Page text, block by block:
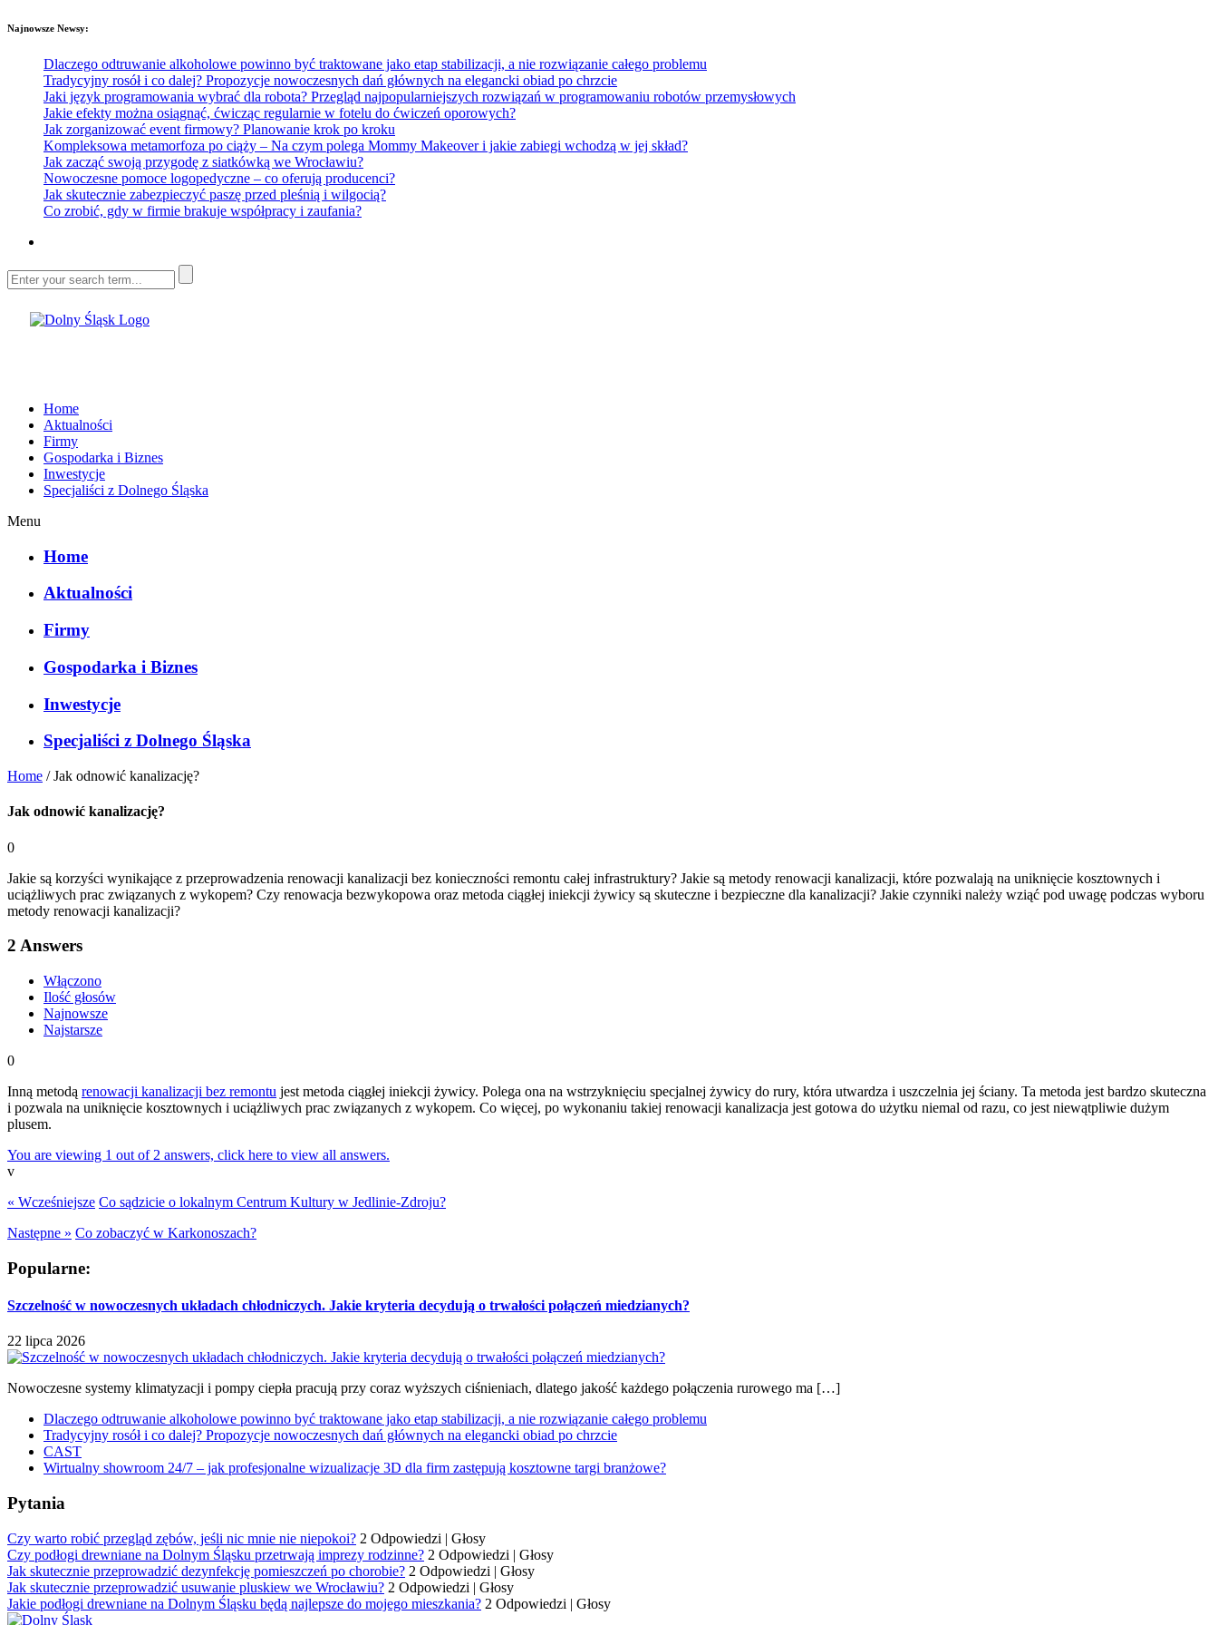
Najnowsze Newsy:
Dlaczego odtruwanie alkoholowe powinno być traktowane jako etap stabilizacji, a nie rozwiązanie całego problemu
Tradycyjny rosół i co dalej? Propozycje nowoczesnych dań głównych na elegancki obiad po chrzcie
Jaki język programowania wybrać dla robota? Przegląd najpopularniejszych rozwiązań w programowaniu robotów przemysłowych
Jakie efekty można osiągnąć, ćwicząc regularnie w fotelu do ćwiczeń oporowych?
Jak zorganizować event firmowy? Planowanie krok po kroku
Kompleksowa metamorfoza po ciąży – Na czym polega Mommy Makeover i jakie zabiegi wchodzą w jej skład?
Jak zacząć swoją przygodę z siatkówką we Wrocławiu?
Nowoczesne pomoce logopedyczne – co oferują producenci?
Jak skutecznie zabezpieczyć paszę przed pleśnią i wilgocią?
Co zrobić, gdy w firmie brakuje współpracy i zaufania?
Home
Aktualności
Firmy
Gospodarka i Biznes
Inwestycje
Specjaliści z Dolnego Śląska
Menu
Home
Aktualności
Firmy
Gospodarka i Biznes
Inwestycje
Specjaliści z Dolnego Śląska
Home /Jak odnowić kanalizację?
Jak odnowić kanalizację?
0
Jakie są korzyści wynikające z przeprowadzenia renowacji kanalizacji bez konieczności remontu całej infrastruktury? Jakie są metody renowacji kanalizacji, które pozwalają na uniknięcie kosztownych i
uciążliwych prac związanych z wykopem? Czy renowacja bezwykopowa oraz metoda ciągłej iniekcji żywicy są skuteczne i bezpieczne dla kanalizacji? Jakie czynniki należy wziąć pod uwagę podczas wyboru
metody renowacji kanalizacji?
2 Answers
Włączono
Ilość głosów
Najnowsze
Najstarsze
0
Inną metodą renowacji kanalizacji bez remontu jest metoda ciągłej iniekcji żywicy. Polega ona na wstrzyknięciu specjalnej żywicy do rury, która utwardza i uszczelnia jej ściany. Ta metoda jest bardzo skuteczna
i pozwala na uniknięcie kosztownych i uciążliwych prac związanych z wykopem. Co więcej, po wykonaniu takiej renowacji kanalizacja jest gotowa do użytku niemal od razu, co jest niewątpliwie dużym
plusem.
You are viewing 1 out of 2 answers, click here to view all answers.
v
« Wcześniejsze Co sądzicie o lokalnym Centrum Kultury w Jedlinie-Zdroju?
Następne » Co zobaczyć w Karkonoszach?
Popularne:
Szczelność w nowoczesnych układach chłodniczych. Jakie kryteria decydują o trwałości połączeń miedzianych?
22 lipca 2026
Nowoczesne systemy klimatyzacji i pompy ciepła pracują przy coraz wyższych ciśnieniach, dlatego jakość każdego połączenia rurowego ma […]
Dlaczego odtruwanie alkoholowe powinno być traktowane jako etap stabilizacji, a nie rozwiązanie całego problemu
Tradycyjny rosół i co dalej? Propozycje nowoczesnych dań głównych na elegancki obiad po chrzcie
CAST
Wirtualny showroom 24/7 – jak profesjonalne wizualizacje 3D dla firm zastępują kosztowne targi branżowe?
Pytania
Czy warto robić przegląd zębów, jeśli nic mnie nie niepokoi? 2 Odpowiedzi | Głosy
Czy podłogi drewniane na Dolnym Śląsku przetrwają imprezy rodzinne? 2 Odpowiedzi | Głosy
Jak skutecznie przeprowadzić dezynfekcję pomieszczeń po chorobie? 2 Odpowiedzi | Głosy
Jak skutecznie przeprowadzić usuwanie pluskiew we Wrocławiu? 2 Odpowiedzi | Głosy
Jakie podłogi drewniane na Dolnym Śląsku będą najlepsze do mojego mieszkania? 2 Odpowiedzi | Głosy